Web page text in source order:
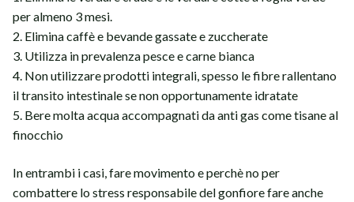
per almeno 3 mesi.
2. Elimina caffè e bevande gassate e zuccherate
3. Utilizza in prevalenza pesce e carne bianca
4. Non utilizzare prodotti integrali, spesso le fibre rallentano
il transito intestinale se non opportunamente idratate
5. Bere molta acqua accompagnati da anti gas come tisane al
finocchio
In entrambi i casi, fare movimento e perchè no per
combattere lo stress responsabile del gonfiore fare anche